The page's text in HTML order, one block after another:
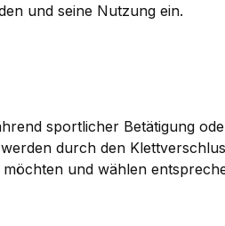
und seine Nutzung ein.
sportlicher Betätigung
durch den
und wählen